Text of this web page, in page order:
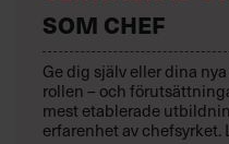
SOM CHEF
Ge dig själv eller dina
rollen – och
mest etablerade
erfarenhet av chefsyrket.